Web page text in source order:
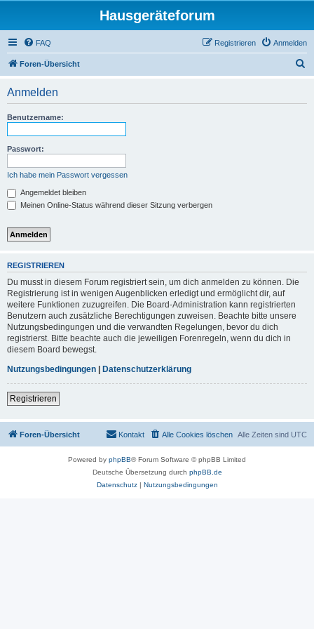
Hausgeräteforum
FAQ Anmelden
Registrieren
Foren-Übersicht
Anmelden
Benutzername:
Passwort:
Ich habe mein Passwort vergessen
Angemeldet bleiben
Meinen Online-Status während dieser Sitzung verbergen
REGISTRIEREN
Du musst in diesem Forum registriert sein, um dich anmelden zu können. Die
Registrierung ist in wenigen Augenblicken erledigt und ermöglicht dir, auf
weitere Funktionen zuzugreifen. Die Board-Administration kann registrierten
Benutzern auch zusätzliche Berechtigungen zuweisen. Beachte bitte unsere
Nutzungsbedingungen und die verwandten Regelungen, bevor du dich
registrierst. Bitte beachte auch die jeweiligen Forenregeln, wenn du dich in
diesem Board bewegst.
Nutzungsbedingungen | Datenschutzerklärung
Registrieren
Foren-Übersicht Alle Zeiten sind UTC
Alle Cookies löschen
Kontakt
Powered by phpBB® Forum Software © phpBB Limited
Deutsche Übersetzung durch phpBB.de
Datenschutz| Nutzungsbedingungen